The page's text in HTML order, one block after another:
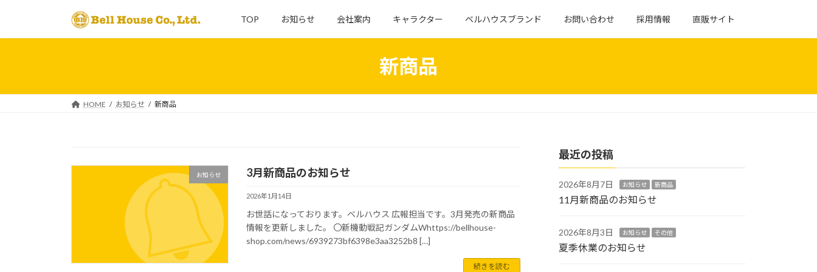
テ
ス
ゲ
ン
TOP お知らせ 会社案内 キャラクター ベルハウスブランド お問い合わせ 採用情報 直販サイト
新商品
HOME お知らせ 新商品
お知らせ 3月新商品のお知らせ
2026年1月14日
お世話になっております。ベルハウス 広報担当です。3月発売の新商品
情報を更新しました。 〇新機動戦記ガンダムWhttps://bellhouse-
shop.com/news/6939273bf6398e3aa3252b8 […]
続きを読む
最近の投稿
2026年8月7日 お知らせ 新商品
11月新商品のお知らせ
2026年8月3日 お知らせ その他
夏季休業のお知らせ